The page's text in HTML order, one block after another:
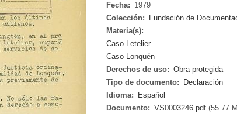
Fecha: 1979
Colección:
Fundación de
Materia(s):
Caso Letelier
Caso Lonquén
Derechos de uso: Obra protegida
Tipo de documento:
Declaración
Idioma:
Español
Documento: VS0003246.pdf (55.77